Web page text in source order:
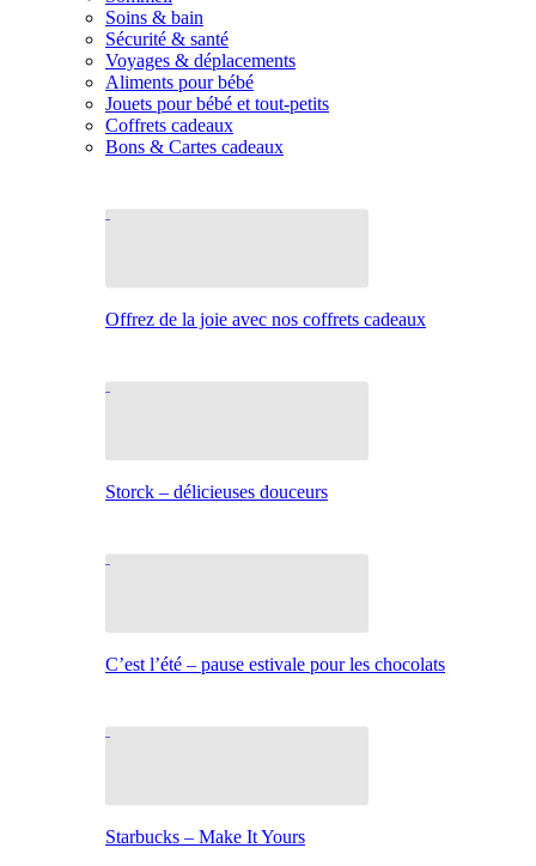
Soins & bain
Sécurité & santé
Voyages & déplacements
Aliments pour bébé
Jouets pour bébé et tout-petits
Coffrets cadeaux
Bons & Cartes cadeaux
Offrez de la joie avec nos coffrets cadeaux
Storck – délicieuses douceurs
C’est l’été – pause estivale pour les chocolats
Starbucks – Make It Yours